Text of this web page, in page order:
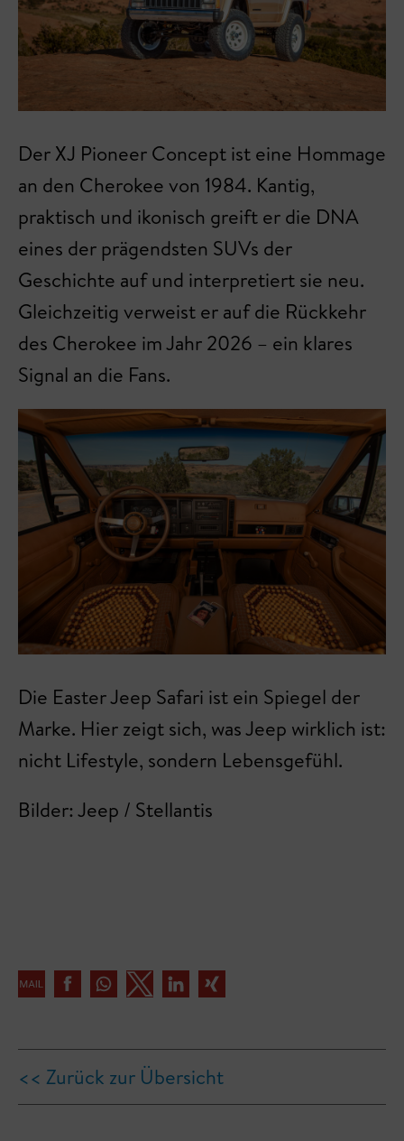
Der XJ Pioneer Concept ist eine Hommage
an den Cherokee von 1984. Kantig,
praktisch und ikonisch greift er die DNA
eines der prägendsten SUVs der
Geschichte auf und interpretiert sie neu.
Gleichzeitig verweist er auf die Rückkehr
des Cherokee im Jahr 2026 – ein klares
Signal an die Fans.
Die Easter Jeep Safari ist ein Spiegel der
Marke. Hier zeigt sich, was Jeep wirklich ist:
nicht Lifestyle, sondern Lebensgefühl.
Bilder: Jeep / Stellantis
<< Zurück zur Übersicht